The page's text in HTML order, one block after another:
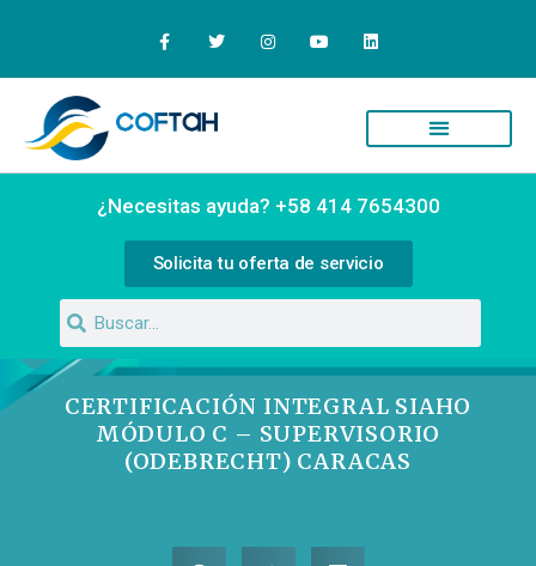
¿Necesitas ayuda? +58 414 7654300
Solicita tu oferta de servicio
CERTIFICACIÓN INTEGRAL SIAHO
MÓDULO C – SUPERVISORIO
(ODEBRECHT) CARACAS